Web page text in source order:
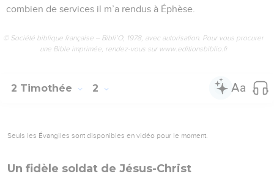
combien de services il m’a rendus à Éphèse.
© Société biblique française – Bibli’O, 1978, avec autorisation. Pour vous procurer
une Bible imprimée, rendez-vous sur www.editionsbiblio.fr
2 Timothée 2
Seuls les Évangiles sont disponibles en vidéo pour le moment.
Un fidèle soldat de Jésus-Christ